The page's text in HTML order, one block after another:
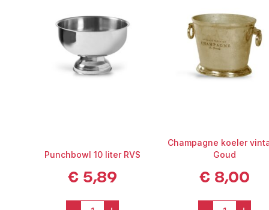
Punchbowl 10 liter RVS
€ 5,89
Champagne koeler
Goud
€ 8,00